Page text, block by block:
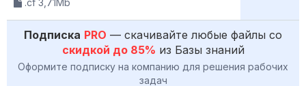
.cf 3,71Mb
Подписка PRO — скачивайте любые файлы со
скидкой до 85% из Базы знаний
Оформите подписку на компанию для решения рабочих
задач